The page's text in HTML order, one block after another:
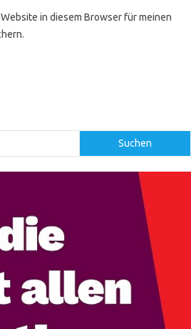
in diesem Browser für meinen
Suchen